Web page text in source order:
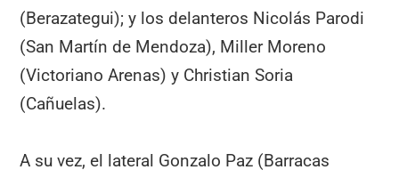
(Berazategui); y los delanteros Nicolás Parodi
(San Martín de Mendoza), Miller Moreno
(Victoriano Arenas) y Christian Soria
(Cañuelas).
A su vez, el lateral Gonzalo Paz (Barracas